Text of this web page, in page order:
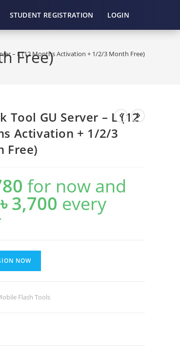
STUDENT REGISTRATION LOGIN
Free)
– L (12 Months Activation + 1/2/3 Month Free)
Tool GU Server – L (12
Activation + 1/2/3
Free)
for now and
Original
price
was:
৳ 5,400.
৳3,700 price
is:every
NOW
Flash Tools